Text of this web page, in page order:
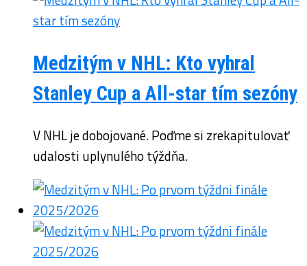
Medzitým v NHL: Kto vyhral
Stanley Cup a All-star tím sezóny
V NHL je dobojované. Poďme si zrekapitulovať
udalosti uplynulého týždňa.